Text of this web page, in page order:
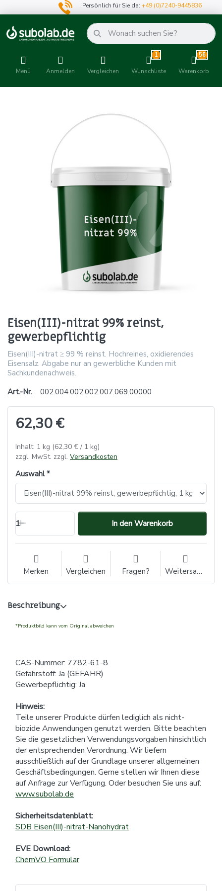
Persönlich für Sie da:+49 (0)7240-9445836
Menü Anmelden Vergleichen
1
Wunschliste
56
Warenkorb
Eisen(III)-nitrat 99% reinst,
gewerbepflichtig
Eisen(III)-nitrat ≥ 99 % reinst. Hochreines, oxidierendes
Eisensalz. Abgabe nur an gewerbliche Kunden mit
Sachkundenachweis.
Art.-Nr.
002.004.002.002.007.069.00000
62,30 €
Inhalt: 1 kg (62,30 € / 1 kg)
zzgl. MwSt. zzgl. Versandkosten
Auswahl
1 In den Warenkorb
Merken Vergleichen Fragen? Weitersagen
Beschreibung
*Produktbild kann vom Original abweichen
CAS-Nummer: 7782-61-8
Gefahrstoff: Ja (GEFAHR)
Gewerbepflichtig: Ja
Hinweis:
Teile unserer Produkte dürfen lediglich als nicht-
biozide Anwendungen genutzt werden. Bitte beachten
Sie die gesetzlichen Verwendungsvorgaben hinsichtlich
der entsprechenden Verordnung. Wir liefern
ausschließlich auf der Grundlage unserer allgemeinen
Geschäftsbedingungen. Gerne stellen wir Ihnen diese
auf Anfrage zur Verfügung. Oder besuchen Sie uns auf:
www.subolab.de
Sicherheitsdatenblatt:
SDB Eisen(III)-nitrat-Nanohydrat
EVE Download:
ChemVO Formular